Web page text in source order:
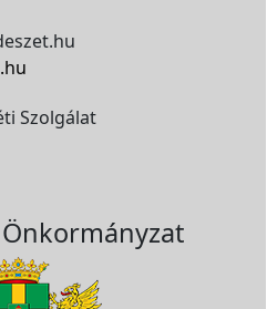
Szolgálat
Önkormányzat